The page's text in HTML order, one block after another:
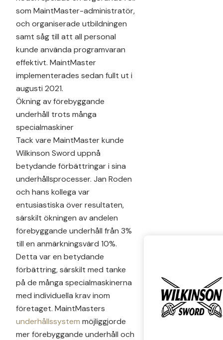
som MaintMaster-administratör,
och organiserade utbildningen
samt såg till att all personal
kunde använda programvaran
effektivt. MaintMaster
implementerades sedan fullt ut i
augusti 2021.
Ökning av förebyggande
underhåll trots många
specialmaskiner
Tack vare MaintMaster kunde
Wilkinson Sword uppnå
betydande förbättringar i sina
underhållsprocesser. Jan Roden
och hans kollega var
entusiastiska över resultaten,
särskilt ökningen av andelen
förebyggande underhåll från 3%
till en anmärkningsvärd 10%.
Detta var en betydande
förbättring, särskilt med tanke
på de många specialmaskinerna
med individuella krav inom
företaget. MaintMasters
underhållssystem möjliggjorde
mer förebyggande underhåll och